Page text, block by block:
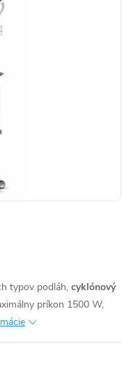
typov podláh, cyklónový
príkon 1500 W,